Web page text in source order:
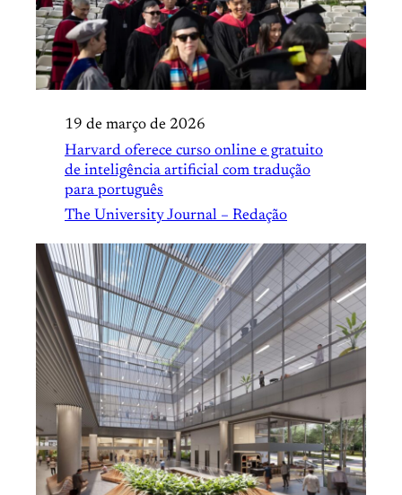
19 de março de 2026
Harvard oferece curso online e gratuito
de inteligência artificial com tradução
para português
The University Journal – Redação